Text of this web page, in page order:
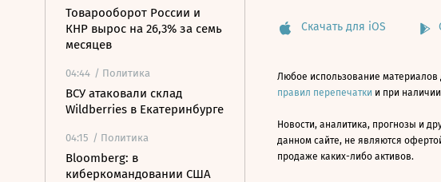
Товарооборот России и
КНР вырос на 26,3% за семь
месяцев
04:44 / Политика
ВСУ атаковали склад
Wildberries в Екатеринбурге
04:15 / Политика
Bloomberg: в
киберкомандовании США
Скачать для iOS
Любое использование материалов
правил перепечатки и при
Новости, аналитика, прогнозы и
данном сайте, не являются
продаже каких-либо активов.